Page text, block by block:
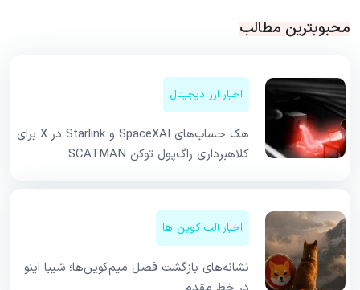
محبوبترین مطالب
اخبار ارز دیجیتال
هک حساب‌های SpaceXAI و Starlink در X برای
کلاهبرداری راگ‌پول توکن SCATMAN
اخبار آلت کوین ها
نشانه‌های بازگشت فصل میم‌کوین‌ها؛ شیبا اینو